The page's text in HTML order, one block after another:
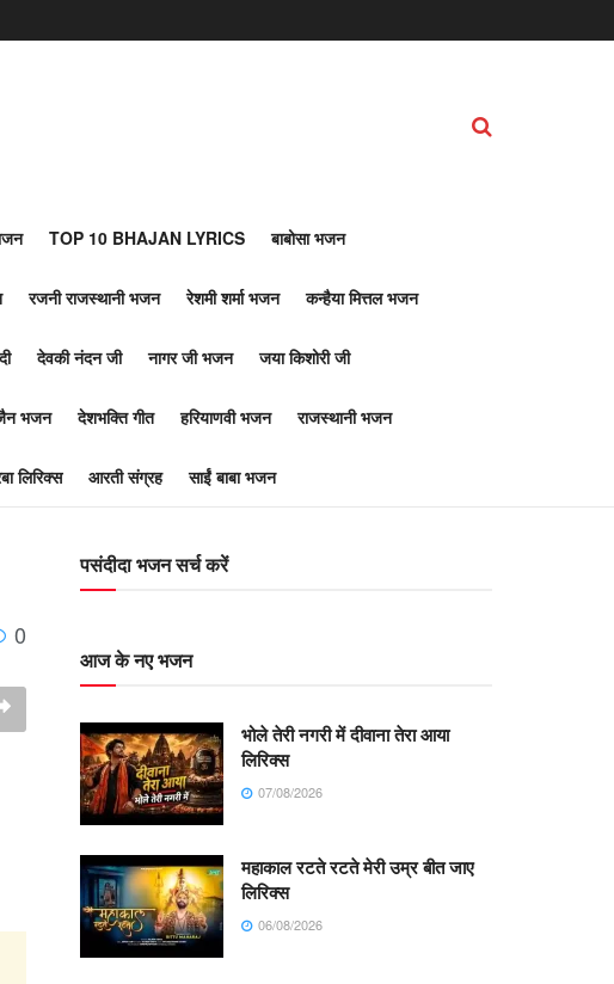
TOP 10 BHAJAN LYRICS बाबोसा भजन
रजनी राजस्थानी भजन रेशमी शर्मा भजन कन्हैया मित्तल भजन
देवकी नंदन जी नागर जी भजन जया किशोरी जी
भजन देशभक्ति गीत हरियाणवी भजन राजस्थानी भजन
लिरिक्स आरती संग्रह साईं बाबा भजन
0
पसंदीदा भजन सर्च करें
आज के नए भजन
भोले तेरी नगरी में दीवाना तेरा आया
लिरिक्स
07/08/2026
महाकाल रटते रटते मेरी उम्र बीत जाए
लिरिक्स
06/08/2026